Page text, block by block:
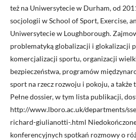
też na Uniwersytecie w Durham, od
socjologii w School of Sport, Exercise,
Uniwersytecie w Loughborough.
problematyką globalizacji i glokalizacji
komercjalizacji sportu, organizacji
bezpieczeństwa, programów
sport na rzecz rozwoju i pokoju, a także
Pełne dossier, w tym lista publikacji,
http://www.lboro.ac.uk/departments/
richard-giulianotti-.html
konferencyjnych spotkań rozmowy o